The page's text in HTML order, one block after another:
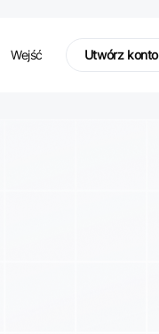
Wejść Utwórz konto